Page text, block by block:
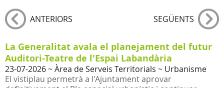
ANTERIORS SEGÜENTS
La Generalitat avala el planejament del futur
Auditori-Teatre de l'Espai Labandària
23-07-2026~ Àrea de Serveis Territorials ~ Urbanisme
El vistiplau permetrà a l'Ajuntament aprovar